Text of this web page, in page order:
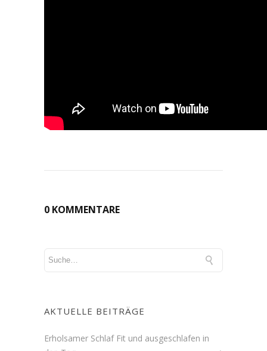
0 KOMMENTARE
AKTUELLE BEITRÄGE
Erholsamer Schlaf Fit und ausgeschlafen in